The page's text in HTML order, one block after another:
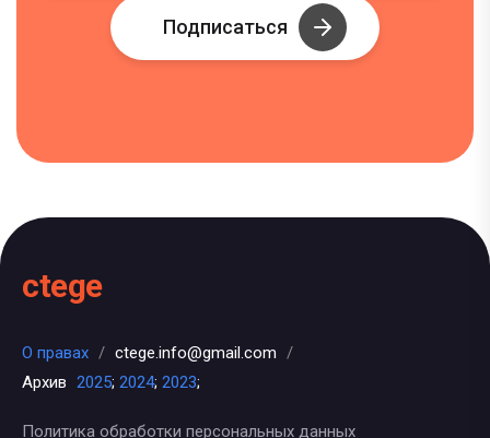
Подписаться
ctege
О правах / ctege.info@gmail.com /
Архив 2025; 2024; 2023;
Политика обработки персональных данных